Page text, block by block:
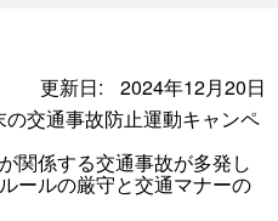
更新日:
2024年12月20日
交通事故防止運動キャンペ
関係する交通事故が多発し
ールの厳守と交通マナーの